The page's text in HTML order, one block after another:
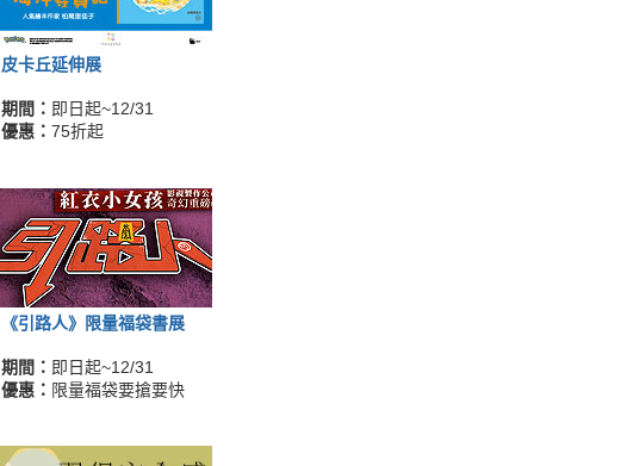
皮卡丘延伸展
期間： 即日起~12/31
優惠：75折起
《引路人》限量福袋書展
期間： 即日起~12/31
優惠： 限量福袋要搶要快